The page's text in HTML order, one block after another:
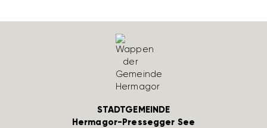
STADTGEMEINDE
Hermagor-Pressegger See